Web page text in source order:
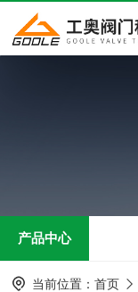
产品中心
当前位置： 首页